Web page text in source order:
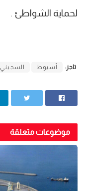
لحماية الشواطئ .
تاجز: أسيوط السجيني
موضوعات متعلقة